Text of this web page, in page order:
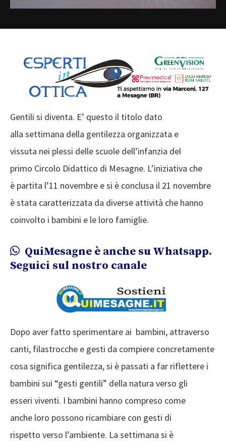
Gentili si diventa. E’ questo il titolo dato
alla settimana della gentilezza organizzata e
vissuta nei plessi delle scuole dell’infanzia del
primo Circolo Didattico di Mesagne. L’iniziativa che
è partita l’11 novembre e si è conclusa il 21 novembre
è stata caratterizzata da diverse attività che hanno
coinvolto i bambini e le loro famiglie.
QuiMesagne è anche su Whatsapp.
Seguici sul nostro canale
Dopo aver fatto sperimentare ai bambini, attraverso
canti, filastrocche e gesti da compiere concretamente
cosa significa gentilezza, si è passati a far riflettere i
bambini sui “gesti gentili” della natura verso gli
esseri viventi. I bambini hanno compreso come
anche loro possono ricambiare con gesti di
rispetto verso l’ambiente. La settimana si è